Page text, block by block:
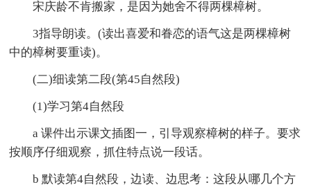
宋庆龄不肯搬家，是因为她舍不得两棵樟树。
3指导朗读。(读出喜爱和眷恋的语气这是两棵樟树
中的樟树要重读)。
(二)细读第二段(第45自然段)
(1)学习第4自然段
a 课件出示课文插图一，引导观察樟树的样子。要求
按顺序仔细观察，抓住特点说一段话。
b 默读第4自然段，边读、边思考：这段从哪几个方